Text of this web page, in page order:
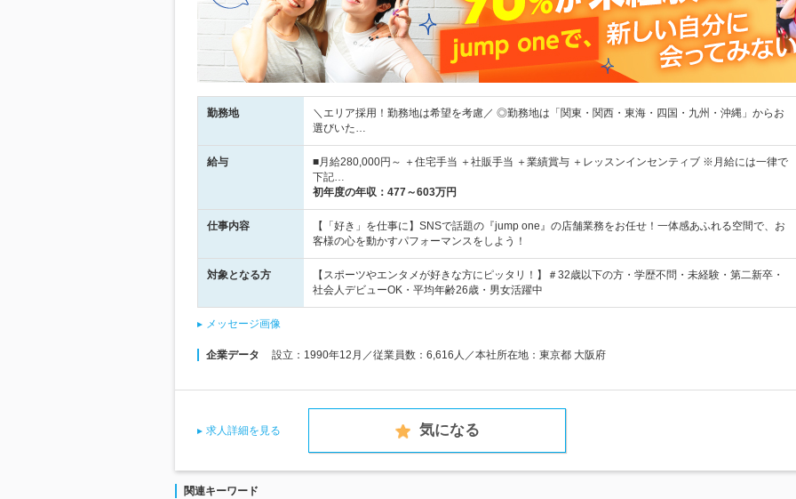
勤務地
＼エリア採用！勤務地は希望を考慮／ ◎勤務地は「関東・関西・東海・四国・九州・沖縄」からお
選びいた…
給与
■月給280,000円～ ＋住宅手当 ＋社販手当 ＋業績賞与 ＋レッスンインセンティブ ※月給には一律で
下記…
初年度の年収： 477～603万円
仕事内容
【「好き」を仕事に】SNSで話題の『jump one』の店舗業務をお任せ！一体感あふれる空間で、お
客様の心を動かすパフォーマンスをしよう！
対象となる方
【スポーツやエンタメが好きな方にピッタリ！】＃32歳以下の方・学歴不問・未経験・第二新卒・
社会人デビューOK・平均年齢26歳・男女活躍中
メッセージ画像
企業データ 設立：1990年12月／従業員数：6,616人／本社所在地：東京都 大阪府
求人詳細を見る 気になる
関連キーワード